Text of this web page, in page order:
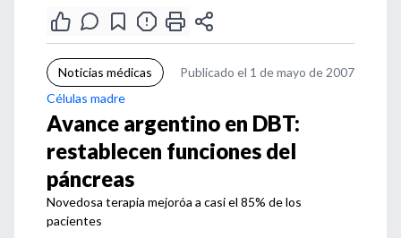
Noticias médicas
Publicado el 1 de mayo de 2007
Células madre
Avance argentino en DBT:
restablecen funciones del
páncreas
Novedosa terapia mejoróa a casi el 85% de los
pacientes